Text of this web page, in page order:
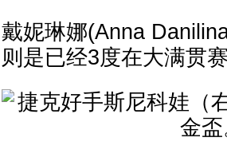
戴妮琳娜(Anna
则是已经3度在大满贯